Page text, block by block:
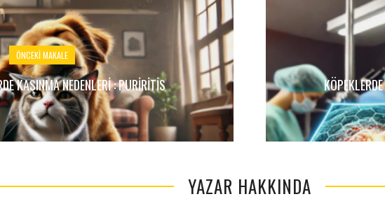
ÖNCEKI MAKALE
KAŞINMA NEDENLERI : PURİRİTİS
YAZAR HAKKINDA